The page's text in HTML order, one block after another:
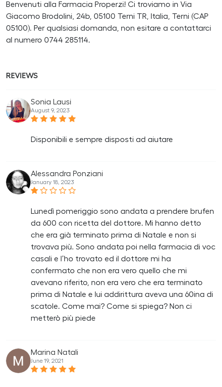
Benvenuti alla Farmacia Properzi! Ci troviamo in Via
Giacomo Brodolini, 24b, 05100 Terni TR, Italia, Terni (CAP
05100). Per qualsiasi domanda, non esitare a contattarci
al numero 0744 285114.
REVIEWS
Sonia Lausi
August 9, 2023
Disponibili e sempre disposti ad aiutare
Alessandra Ponziani
January 18, 2023
Lunedì pomeriggio sono andata a prendere brufen
da 600 con ricetta del dottore. Mi hanno detto
che era già terminato prima di Natale e non si
trovava più. Sono andata poi nella farmacia di voc
casali e l’ho trovato ed il dottore mi ha
confermato che non era vero quello che mi
avevano riferito, non era vero che era terminato
prima di Natale e lui addirittura aveva una 60ina di
scatole. Come mai? Come si spiega? Non ci
metterò più piede
Marina Natali
June 19, 2021